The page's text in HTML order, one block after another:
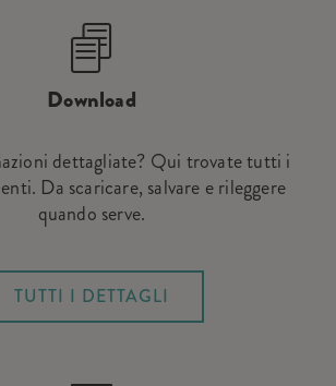
Download
dettagliate? Qui trovate tutti i
Da scaricare, salvare e rileggere
quando serve.
TUTTI I DETTAGLI